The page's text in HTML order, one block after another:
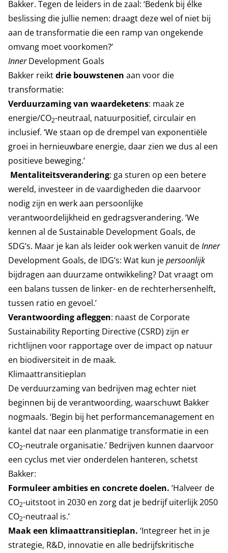
Bakker. Tegen de leiders in de zaal: ‘Bedenk bij élke
beslissing die jullie nemen: draagt deze wel of niet bij
aan de transformatie die een ramp van ongekende
omvang moet voorkomen?’
InnerDevelopment Goals
Bakker reiktdrie bouwstenen aan voor die
transformatie:
Verduurzaming van waardeketens: maak ze
energie/CO2-neutraal, natuurpositief, circulair en
inclusief. ‘We staan op de drempel van exponentiële
groei in hernieuwbare energie, daar zien we dus al een
positieve beweging.’
Mentaliteitsverandering: ga sturen op een betere
wereld, investeer in de vaardigheden die daarvoor
nodig zijn en werk aan persoonlijke
verantwoordelijkheid en gedragsverandering. ‘We
kennen al de Sustainable Development Goals, de
SDG’s. Maar je kan als leider ook werken vanuit deInner
Development Goals, de IDG’s: Wat kun jepersoonlijk
bijdragen aan duurzame ontwikkeling? Dat vraagt om
een balans tussen de linker- en de rechterhersenhelft,
tussen ratio en gevoel.’
Verantwoording afleggen: naast de Corporate
Sustainability Reporting Directive (CSRD) zijn er
richtlijnen voor rapportage over de impact op natuur
en biodiversiteit in de maak.
Klimaattransitieplan
De verduurzaming van bedrijven mag echter niet
beginnen bij de verantwoording, waarschuwt Bakker
nogmaals. ‘Begin bij het performancemanagement en
kantel dat naar een planmatige transformatie in een
CO2-neutrale organisatie.’ Bedrijven kunnen daarvoor
een cyclus met vier onderdelen hanteren, schetst
Bakker:
Formuleer ambities en concrete doelen. ‘Halveer de
CO2-uitstoot in 2030 en zorg dat je bedrijf uiterlijk 2050
CO2-neutraal is.’
Maak een klimaattransitieplan. ‘Integreer het in je
strategie, R&D, innovatie en alle bedrijfskritische